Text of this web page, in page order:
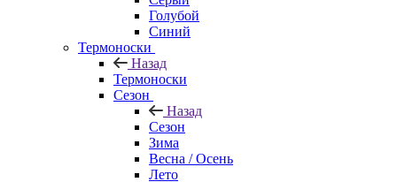
Голубой
Синий
Термоноски
Назад
Термоноски
Сезон
Назад
Сезон
Зима
Весна / Осень
Лето